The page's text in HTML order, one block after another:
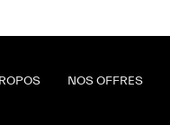
NOS OFFRES